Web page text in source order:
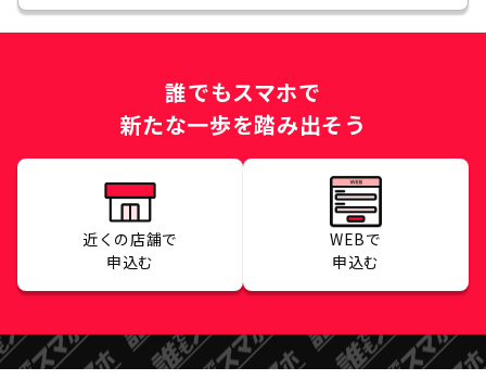
誰でもスマホで
新たな一歩を踏み出そう
近くの店舗で
申込む
WEBで
申込む